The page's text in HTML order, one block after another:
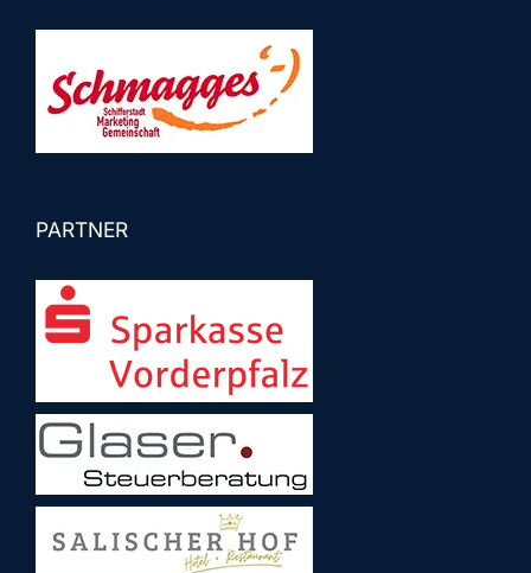
PARTNER